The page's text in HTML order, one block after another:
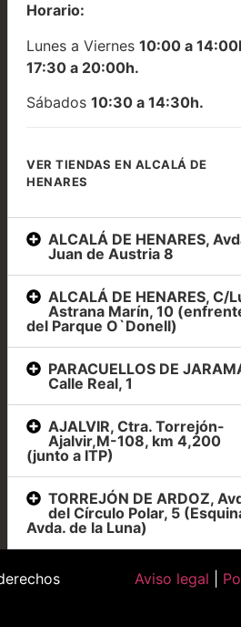
Horario:
Lunes a Viernes 10:00 a
17:30 a 20:00h.
Sábados 10:30 a 14:30h.
VER TIENDAS EN ALCALÁ DE
HENARES
ALCALÁ DE HENARES,
Juan de Austria 8
ALCALÁ DE HENARES, C/
Astrana Marín, 10
del Parque O`Donell)
PARACUELLOS DE
Calle Real, 1
AJALVIR, Ctra. Torrejón-
Ajalvir,M-108, km 4,200
(junto a ITP)
TORREJÓN DE ARDOZ,
del Círculo Polar, 5
Avda. de la Luna)
Aviso legal